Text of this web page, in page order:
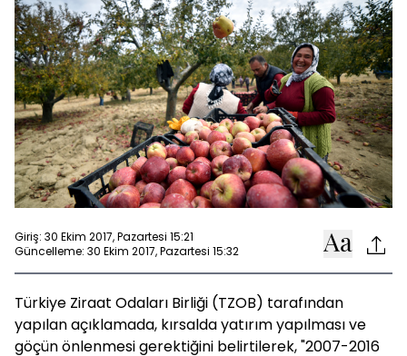
Giriş: 30 Ekim 2017, Pazartesi 15:21
Güncelleme: 30 Ekim 2017, Pazartesi 15:32
Türkiye Ziraat Odaları Birliği (TZOB) tarafından
yapılan açıklamada, kırsalda yatırım yapılması ve
göçün önlenmesi gerektiğini belirtilerek, "2007-2016